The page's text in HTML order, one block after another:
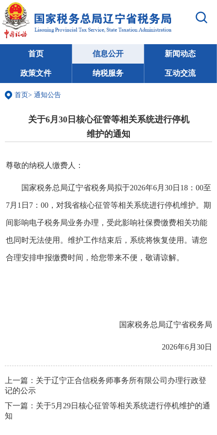
首页 信息公开 新闻动态
政策文件 纳税服务 互动交流
首页> 通知公告
关于6月30日核心征管等相关系统进行停机
维护的通知
尊敬的纳税人缴费人：
国家税务总局辽宁省税务局拟于2026年6月30日18：00至
7月1日7：00，对我省核心征管等相关系统进行停机维护。期
间影响电子税务局业务办理，受此影响社保费缴费相关功能
也同时无法使用。维护工作结束后，系统将恢复使用。请您
合理安排申报缴费时间，给您带来不便，敬请谅解。
国家税务总局辽宁省税务局
2026年6月30日
上一篇： 关于辽宁正合信税务师事务所有限公司办理行政登
记的公示
下一篇： 关于5月29日核心征管等相关系统进行停机维护的通
知